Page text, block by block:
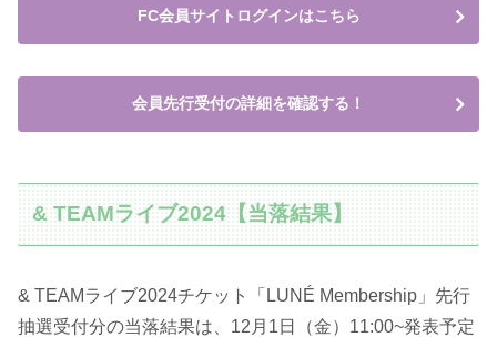
FC会員サイトログインはこちら
会員先行受付の詳細を確認する！
& TEAMライブ2024【当落結果】
& TEAMライブ2024チケット「LUNÉ Membership」先行
抽選受付分の当落結果は、12月1日（金）11:00~発表予定